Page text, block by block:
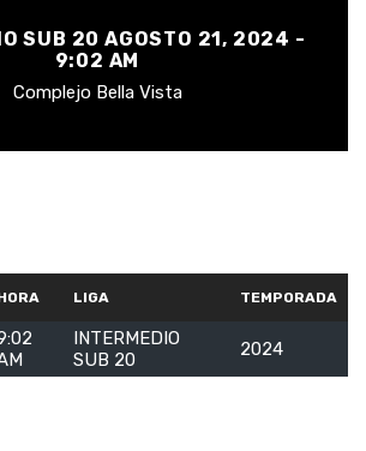
SUB 20 AGOSTO 21, 2024 -
9:02 AM
Complejo Bella Vista
LIGA TEMPORADA
INTERMEDIO
SUB 20
2024